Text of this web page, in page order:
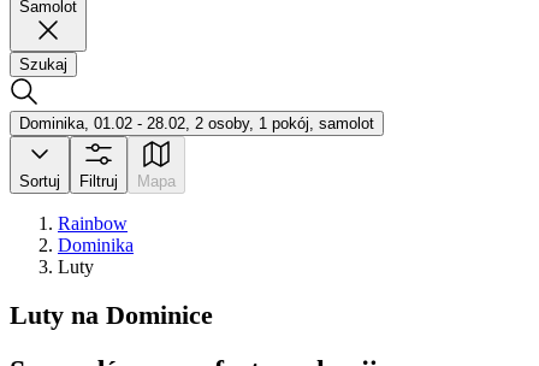
Samolot
Szukaj
Dominika, 01.02 - 28.02, 2 osoby, 1 pokój, samolot
Sortuj Filtruj Mapa
Rainbow
Dominika
Luty
Luty na Dominice